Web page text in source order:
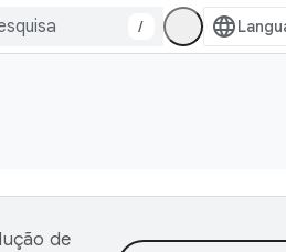
/
de